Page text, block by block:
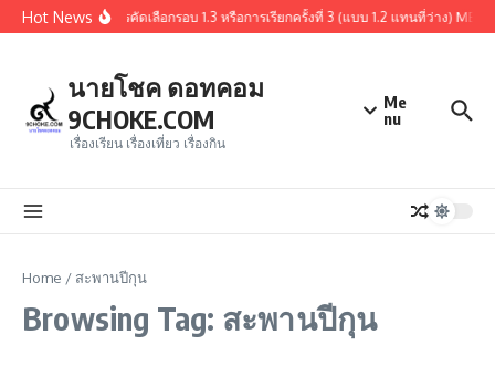
Skip to content
Hot News
สรุปผู้ผ่านการคัดเลือกรอบ 1.3 หรือการเรียกครั้งที่ 3 (แบบ 1.2 แทนที่ว่าง)
นายโชค ดอทคอม
9CHOKE.COM
เรื่องเรียน เรื่องเที่ยว เรื่องกิน
Me
nu
Home / สะพานปีกุน
Browsing Tag: สะพานปีกุน